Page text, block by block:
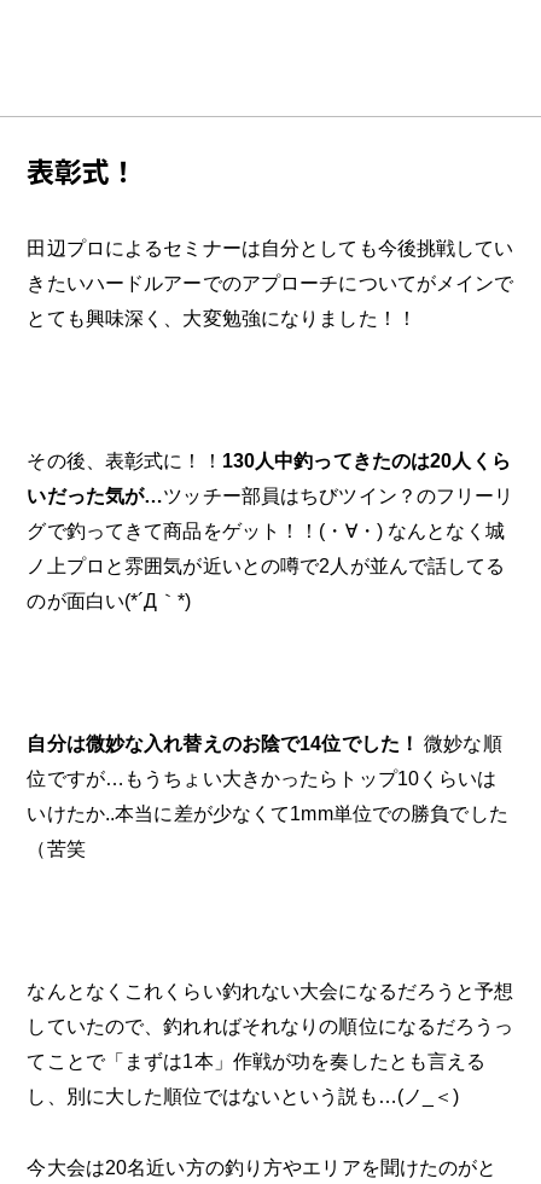
表彰式！
田辺プロによるセミナーは自分としても今後挑戦してい
きたいハードルアーでのアプローチについてがメインで
とても興味深く、大変勉強になりました！！
その後、表彰式に！！ 130人中釣ってきたのは20人くら
いだった気が…ツッチー部員はちびツイン？のフリーリ
グで釣ってきて商品をゲット！！(・∀・) なんとなく城
ノ上プロと雰囲気が近いとの噂で2人が並んで話してる
のが面白い(*´Д｀*)
自分は微妙な入れ替えのお陰で14位でした！ 微妙な順
位ですが…もうちょい大きかったらトップ10くらいは
いけたか..本当に差が少なくて1mm単位での勝負でした
（苦笑
なんとなくこれくらい釣れない大会になるだろうと予想
していたので、釣れればそれなりの順位になるだろうっ
てことで「まずは1本」作戦が功を奏したとも言える
し、別に大した順位ではないという説も…(ノ_＜)
今大会は20名近い方の釣り方やエリアを聞けたのがと